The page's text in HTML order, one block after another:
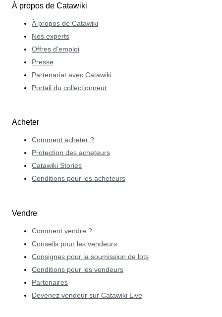
À propos de Catawiki
À propos de Catawiki
Nos experts
Offres d'emploi
Presse
Partenariat avec Catawiki
Portail du collectionneur
Acheter
Comment acheter ?
Protection des acheteurs
Catawiki Stories
Conditions pour les acheteurs
Vendre
Comment vendre ?
Conseils pour les vendeurs
Consignes pour la soumission de lots
Conditions pour les vendeurs
Partenaires
Devenez vendeur sur Catawiki Live